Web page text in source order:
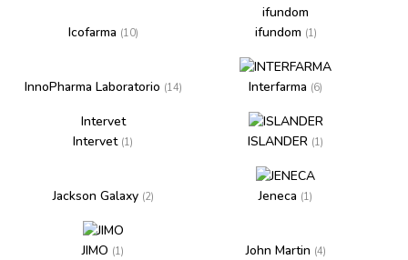
Icofarma (10)
ifundom
ifundom (1)
InnoPharma Laboratorio (14) Interfarma (6)
Intervet
Intervet (1) ISLANDER (1)
Jackson Galaxy (2) Jeneca (1)
JIMO (1) John Martin (4)